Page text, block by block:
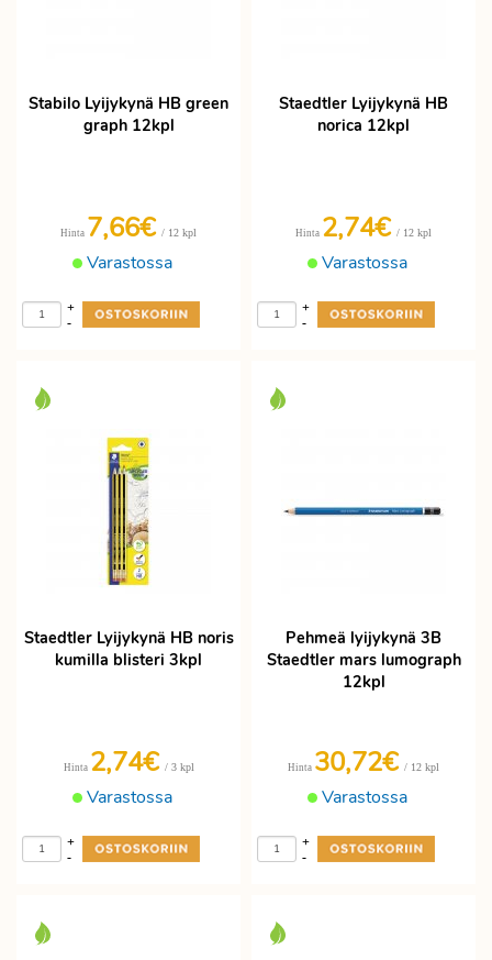
Stabilo Lyijykynä HB green
graph 12kpl
Varastossa
Hinta 7,66€ / 12 kpl
-
+
Staedtler Lyijykynä HB
norica 12kpl
Varastossa
Hinta 2,74€ / 12 kpl
-
+
Staedtler Lyijykynä HB noris
kumilla blisteri 3kpl
Varastossa
Hinta 2,74€ / 3 kpl
-
+
Pehmeä lyijykynä 3B
Staedtler mars lumograph
12kpl
Varastossa
Hinta 30,72€ / 12 kpl
-
+